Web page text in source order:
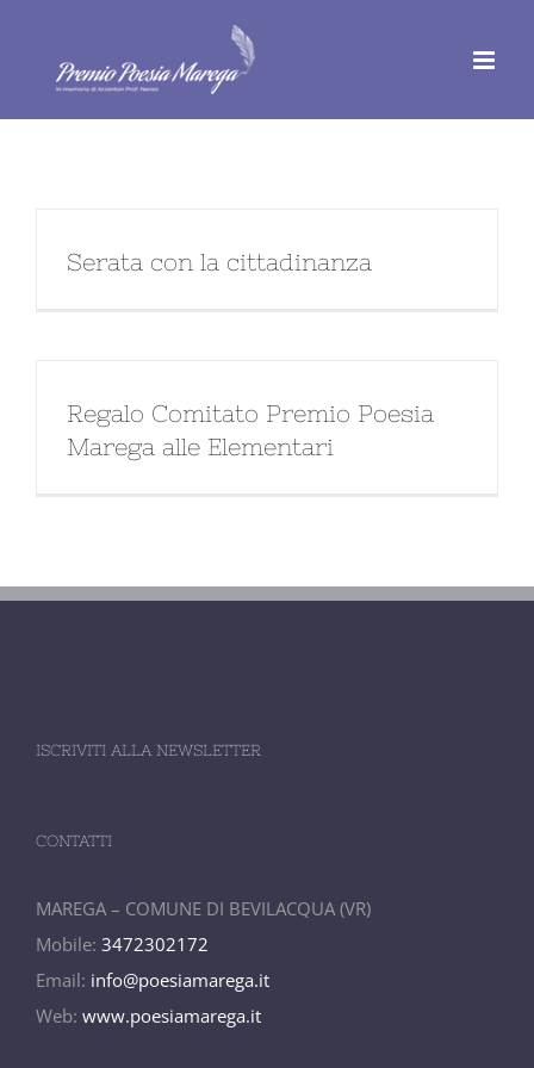
contenuto
Serata con la cittadinanza
Regalo Comitato Premio Poesia
Marega alle Elementari
ISCRIVITI ALLA NEWSLETTER
CONTATTI
MAREGA – COMUNE DI BEVILACQUA (VR)
Mobile: 3472302172
Email: info@poesiamarega.it
Web: www.poesiamarega.it